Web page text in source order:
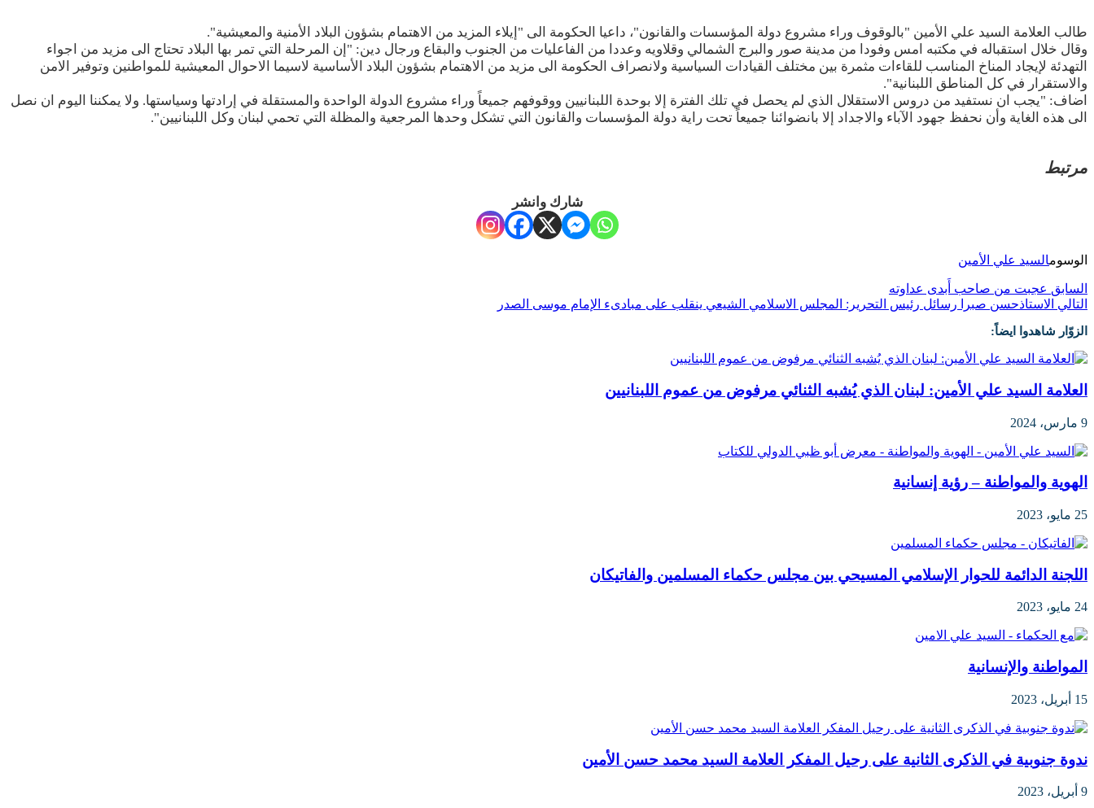
طالب العلامة السيد علي الأمين "بالوقوف وراء مشروع دولة المؤسسات والقانون"، داعيا الحكومة الى "إيلاء المزيد من الاهتمام بشؤون البلاد الأمنية والمعيشية".
وقال خلال استقباله في مكتبه امس وفودا من مدينة صور والبرج الشمالي وقلاويه وعددا من الفاعليات من الجنوب والبقاع ورجال دين: "إن المرحلة التي تمر بها البلاد تحتاج الى مزيد من اجواء
التهدئة لإيجاد المناخ المناسب للقاءات مثمرة بين مختلف القيادات السياسية ولانصراف الحكومة الى مزيد من الاهتمام بشؤون البلاد الأساسية لاسيما الاحوال المعيشية للمواطنين وتوفير الامن
والاستقرار في كل المناطق اللبنانية".
اضاف: "يجب ان نستفيد من دروس الاستقلال الذي لم يحصل في تلك الفترة إلا بوحدة اللبنانيين ووقوفهم جميعاً وراء مشروع الدولة الواحدة والمستقلة في إرادتها وسياستها. ولا يمكننا اليوم ان نصل
الى هذه الغاية وأن نحفظ جهود الآباء والاجداد إلا بانضوائنا جميعاً تحت راية دولة المؤسسات والقانون التي تشكل وحدها المرجعية والمظلة التي تحمي لبنان وكل اللبنانيين".
مرتبط
شارك وانشر
الوسومالسيد علي الأمين
السابق عجبت من صاحب أَبدى عداوته
التالي الاستاذحسن صبرا رسائل رئيس التحرير: المجلس الاسلامي الشيعي ينقلب على مبادىء الإمام موسى الصدر
الزوّار شاهدوا ايضاً:
العلامة السيد علي الأمين: لبنان الذي يُشبه الثنائي مرفوض من عموم اللبنانيين
9 مارس، 2024
الهوية والمواطنة – رؤية إنسانية
25 مايو، 2023
اللجنة الدائمة للحوار الإسلامي المسيحي بين مجلس حكماء المسلمين والفاتيكان
24 مايو، 2023
المواطنة والإنسانية
15 أبريل، 2023
ندوة جنوبية في الذكرى الثانية على رحيل المفكر العلامة السيد محمد حسن الأمين
9 أبريل، 2023